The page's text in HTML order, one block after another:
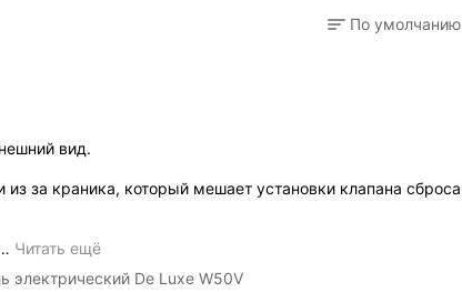
По умолчанию
вид.
из за краника, который мешает установки клапана сброса
Читать ещё
электрический De Luxe W50V